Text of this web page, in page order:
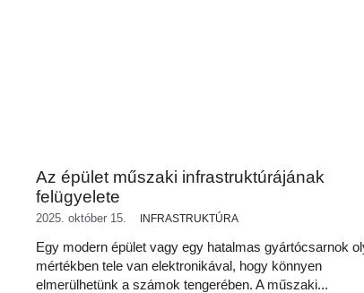
Az épület műszaki infrastruktúrájának
felügyelete
2025. október 15. INFRASTRUKTÚRA
Egy modern épület vagy egy hatalmas gyártócsarnok
mértékben tele van elektronikával, hogy könnyen
elmerülhetünk a számok tengerében. A műszaki...